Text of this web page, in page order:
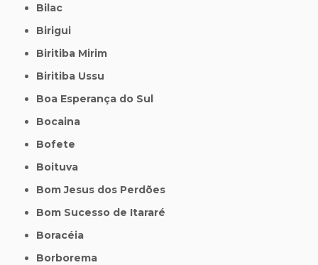
Bilac
Birigui
Biritiba Mirim
Biritiba Ussu
Boa Esperança do Sul
Bocaina
Bofete
Boituva
Bom Jesus dos Perdões
Bom Sucesso de Itararé
Boracéia
Borborema